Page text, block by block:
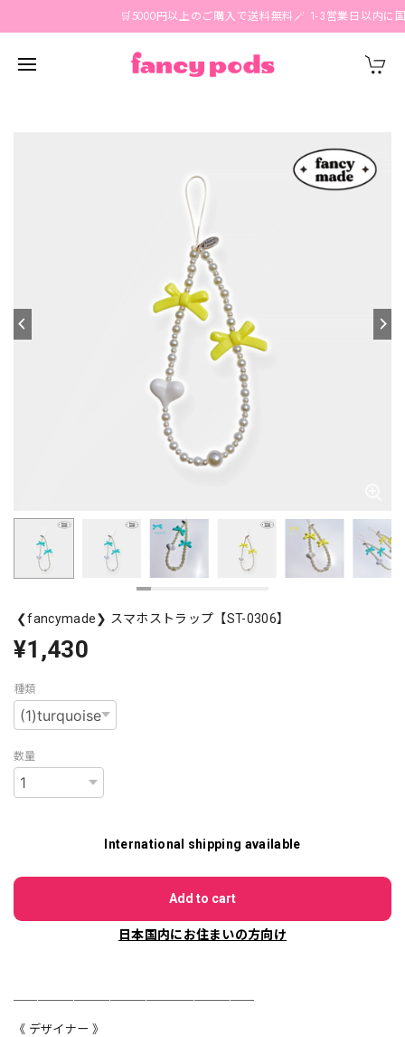
🛒5000円以上のご購入で送料無料🪄 1-3営業日以内に国
❮fancymade❯ スマホストラップ【ST-0306】
¥1,430
種類
数量
International shipping available
Add to cart
日本国内にお住まいの方向け
《 デザイナー 》